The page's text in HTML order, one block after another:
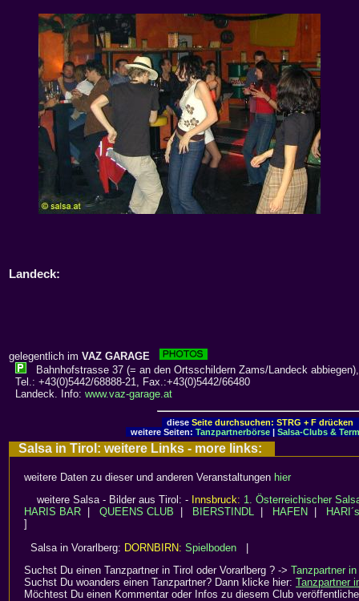
Landeck:
gelegentlich im VAZ GARAGE
Bahnhofstrasse 37 (= an den Ortsschildern Zams/Landeck
Tel.: +43(0)5442/68888-21, Fax.:+43(0)5442/66480
Landeck. Info: www.vaz-garage.at
diese Seite durchsuchen: STRG + F drücken
weitere Seiten: Tanzpartnerbörse| Salsa-Clubs &
Salsa in Tirol: weitere Links - more links:
weitere Daten zu dieser und anderen Veranstaltungen hier
weitere Salsa - Bilder aus Tirol: - Innsbruck: 1. Österreichischer
HARIS BAR
QUEENS CLUB BIERSTINDL HAFEN
]
Salsa in Vorarlberg: DORNBIRN: Spielboden
Suchst Du einen Tanzpartner in Tirol oder Vorarlberg ? -> Tanzpartner
Suchst Du woanders einen Tanzpartner? Dann klicke hier: Tanzpartner
Möchtest Du einen Kommentar oder Infos zu diesem Club